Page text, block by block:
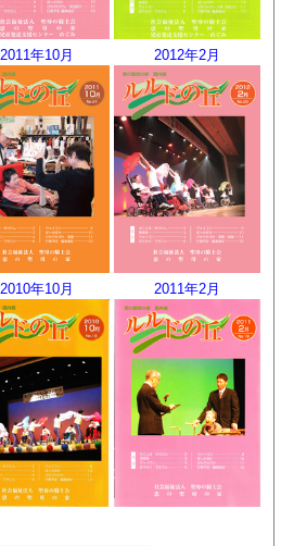
2011年10月 2012年2月
2010年10月 2011年2月